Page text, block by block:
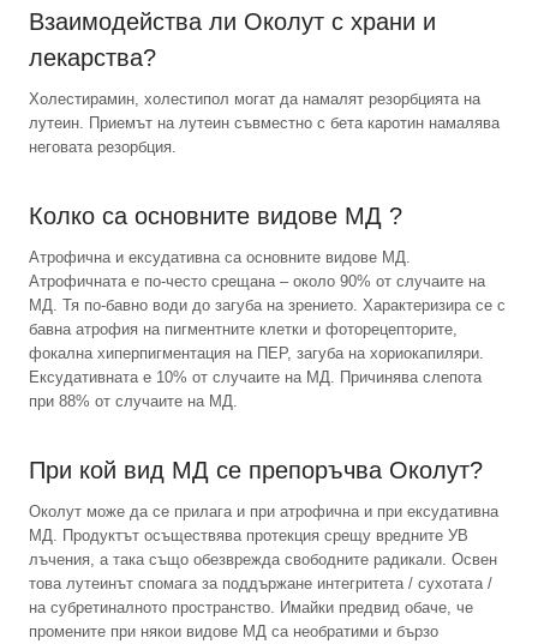
Взаимодейства ли Околут с храни и
лекарства?
Холестирамин, холестипол могат да намалят резорбцията на
лутеин. Приемът на лутеин съвместно с бета каротин намалява
неговата резорбция.
Колко са основните видове МД ?
Атрофична и ексудативна са основните видове МД.
Атрофичната е по-често срещана – около 90% от случаите на
МД. Тя по-бавно води до загуба на зрението. Характеризира се с
бавна атрофия на пигментните клетки и фоторецепторите,
фокална хиперпигментация на ПЕР, загуба на хориокапиляри.
Ексудативната е 10% от случаите на МД. Причинява слепота
при 88% от случаите на МД.
При кой вид МД се препоръчва Околут?
Околут може да се прилага и при атрофична и при ексудативна
МД. Продуктът осъществява протекция срещу вредните УВ
лъчения, а така също обезврежда свободните радикали. Освен
това лутеинът спомага за поддържане интегритета / сухотата /
на субретиналното пространство. Имайки предвид обаче, че
промените при някои видове МД са необратими и бързо